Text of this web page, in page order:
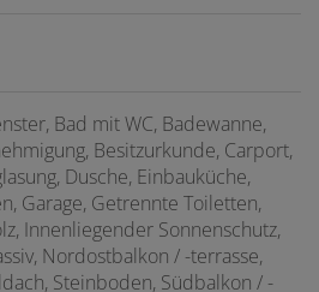
Bad mit WC Badewanne
Besitzurkunde Carport
Dusche Einbauküche
Garage Getrennte Toiletten
Innenliegender Sonnenschutz
Nordostbalkon / -terrasse
Steinboden Südbalkon / -